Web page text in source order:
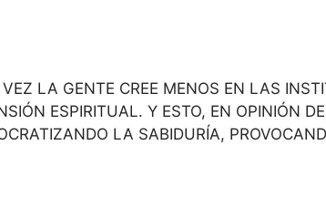
LA GENTE CREE MENOS EN LAS
ESPIRITUAL. Y ESTO, EN OPINIÓN
LA SABIDURÍA,